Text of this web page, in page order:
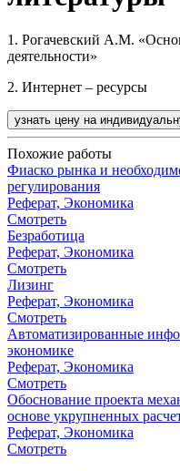
1. Рогачевский А.М.
деятельности»
2. Интернет – ресурсы
узнать цену на
Похожие работы
Фиаско рынка и
регулирования
Реферат, Экономика
Смотреть
Безработица
Реферат, Экономика
Смотреть
Лизинг
Реферат, Экономика
Смотреть
Автоматизированные
экономике
Реферат, Экономика
Смотреть
Обоснование проекта
основе укрупненных
Реферат, Экономика
Смотреть